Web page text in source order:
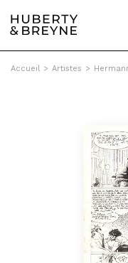
Accueil > Artistes >